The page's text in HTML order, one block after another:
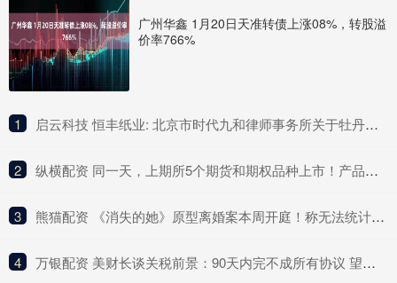
广州华鑫 1月20日天准转债上涨08%，转股溢
价率766%
1 ​启云科技 恒丰纸业: 北京市时代九和律师事务所关于牡丹江恒丰纸业股份有限公司发行股份购买资产暨关联交易之补充法律意见书（一）内容摘要
2 ​纵横配资 同一天，上期所5个期货和期权品种上市！产品体系持续完善
3 ​熊猫配资 《消失的她》原型离婚案本周开庭！称无法统计医疗次数和金额
4 ​万银配资 美财长谈关税前景：90天内完不成所有协议 望与中方达成重大进展！